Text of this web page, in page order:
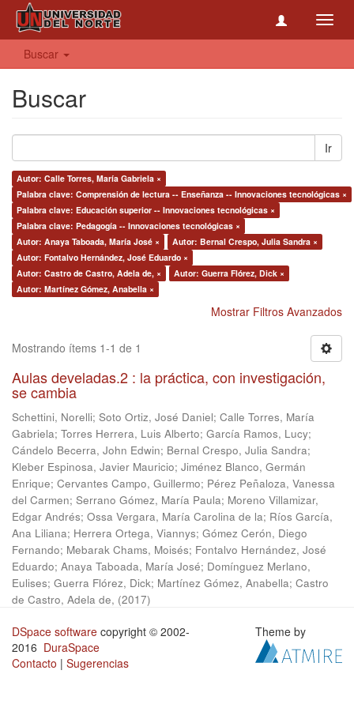
Buscar
Buscar
Ir
Autor: Calle Torres, María Gabriela ×
Palabra clave: Comprensión de lectura -- Enseñanza -- Innovaciones tecnológicas ×
Palabra clave: Educación superior -- Innovaciones tecnológicas ×
Palabra clave: Pedagogía -- Innovaciones tecnológicas ×
Autor: Anaya Taboada, María José ×
Autor: Bernal Crespo, Julia Sandra ×
Autor: Fontalvo Hernández, José Eduardo ×
Autor: Castro de Castro, Adela de, ×
Autor: Guerra Flórez, Dick ×
Autor: Martínez Gómez, Anabella ×
Mostrar Filtros Avanzados
Mostrando ítems 1-1 de 1
Aulas develadas.2 : la práctica, con investigación,
se cambia
Schettini, Norelli; Soto Ortiz, José Daniel; Calle Torres, María
Gabriela; Torres Herrera, Luis Alberto; García Ramos, Lucy;
Cándelo Becerra, John Edwin; Bernal Crespo, Julia Sandra;
Kleber Espinosa, Javier Mauricio; Jiménez Blanco, Germán
Enrique; Cervantes Campo, Guillermo; Pérez Peñaloza, Vanessa
del Carmen; Serrano Gómez, María Paula; Moreno Villamizar,
Edgar Andrés; Ossa Vergara, María Carolina de la; Ríos García,
Ana Liliana; Herrera Ortega, Viannys; Gómez Cerón, Diego
Fernando; Mebarak Chams, Moisés; Fontalvo Hernández, José
Eduardo; Anaya Taboada, María José; Domínguez Merlano,
Eulises; Guerra Flórez, Dick; Martínez Gómez, Anabella; Castro
de Castro, Adela de, (2017)
DSpace software copyright © 2002-
2016 DuraSpace
Contacto | Sugerencias
Theme by